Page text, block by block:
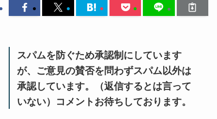
スパムを防ぐため承認制にしています
が、ご意見の賛否を問わずスパム以外は
承認しています。（返信するとは言って
いない）コメントお待ちしております。